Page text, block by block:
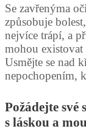
Se zavřenýma
způsobuje
nejvíce trápí, a
mohou
Usmějte se nad
nepochopením,
Požádejte své
s láskou a